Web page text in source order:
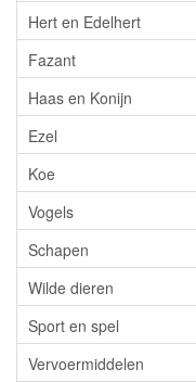
Hert en Edelhert
Fazant
Haas en Konijn
Ezel
Koe
Vogels
Schapen
Wilde dieren
Sport en spel
Vervoermiddelen